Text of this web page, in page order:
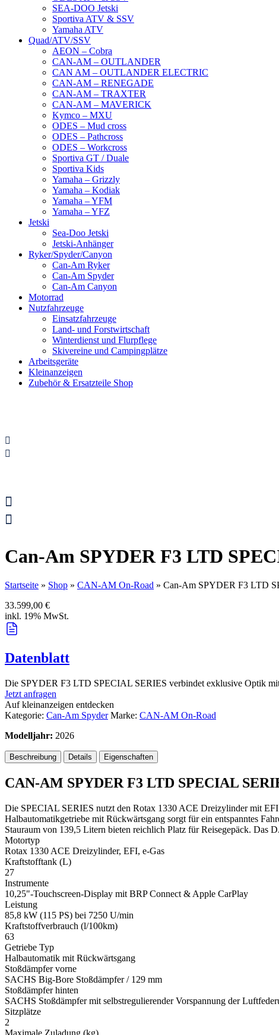
SEA-DOO Jetski
Sportiva ATV & SSV
Yamaha ATV
Quad/ATV/SSV
AEON – Cobra
CAN-AM – OUTLANDER
CAN AM – OUTLANDER ELECTRIC
CAN-AM – RENEGADE
CAN-AM – TRAXTER
CAN-AM – MAVERICK
Kymco – MXU
ODES – Mud cross
ODES – Pathcross
ODES – Workcross
Sportiva GT / Duale
Sportiva Kids
Yamaha – Grizzly
Yamaha – Kodiak
Yamaha – YFM
Yamaha – YFZ
Jetski
Sea-Doo Jetski
Jetski-Anhänger
Ryker/Spyder/Canyon
Can-Am Ryker
Can-Am Spyder
Can-Am Canyon
Motorrad
Nutzfahrzeuge
Einsatzfahrzeuge
Land- und Forstwirtschaft
Winterdienst und Flurpflege
Skivereine und Campingplätze
Arbeitsgeräte
Kleinanzeigen
Zubehör & Ersatzteile Shop
Can-Am SPYDER F3 LTD
Startseite » Shop » CAN-AM On-Road » Can-Am SPYDER F3 LTD
33.599,00 €
inkl. 19% MwSt.
Datenblatt
Die SPYDER F3 LTD SPECIAL SERIES verbindet exklusive Optik
Jetzt anfragen
Auf kleinanzeigen entdecken
Kategorie: Can-Am Spyder Marke: CAN-AM On-Road
Modelljahr: 2026
Beschreibung Details Eigenschaften
CAN-AM SPYDER F3 LTD SPECIAL
Die SPECIAL SERIES nutzt den Rotax 1330 ACE Dreizylinder mit
Halbautomatikgetriebe mit Rückwärtsgang sorgt für ein entspanntes
Stauraum von 139,5 Litern bieten reichlich Platz für Reisegepäck. Das
Motortyp
Rotax 1330 ACE Dreizylinder, EFI, e-Gas
Kraftstofftank (L)
27
Instrumente
10,25"-Touchscreen-Display mit BRP Connect & Apple CarPlay
Leistung
85,8 kW (115 PS) bei 7250 U/min
Kraftstoffverbrauch (l/100km)
63
Getriebe Typ
Halbautomatik mit Rückwärtsgang
Stoßdämpfer vorne
SACHS Big-Bore Stoßdämpfer / 129 mm
Stoßdämpfer hinten
SACHS Stoßdämpfer mit selbstregulierender Vorspannung der
Sitzplätze
2
Maximale Zuladung (kg)